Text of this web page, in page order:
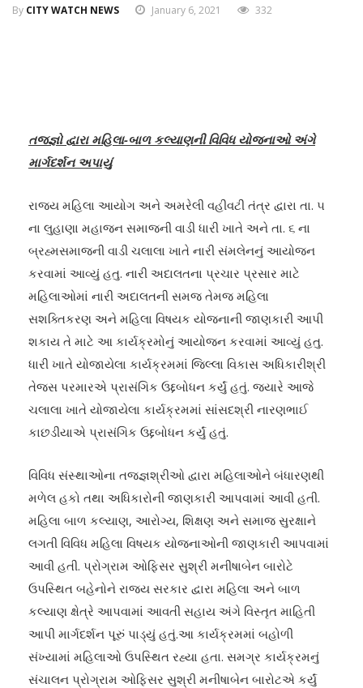
By CITY WATCH NEWS January 6, 2021 332
તજજ્ઞો દ્વારા મહિલા-બાળ કલ્યાણની વિવિધ યોજનાઓ અંગે
માર્ગદર્શન અપાયું
રાજ્ય મહિલા આયોગ અને અમરેલી વહીવટી તંત્ર દ્વારા તા. ૫
ના લુહાણા મહાજન સમાજની વાડી ધારી ખાતે અને તા. ૬ ના
બ્રહ્મસમાજની વાડી ચલાલા ખાતે નારી સંમલેનનું આયોજન
કરવામાં આવ્યું હતુ. નારી અદાલતના પ્રચાર પ્રસાર માટે
મહિલાઓમાં નારી અદાલતની સમજ તેમજ મહિલા
સશક્તિકરણ અને મહિલા વિષયક યોજનાની જાણકારી આપી
શકાય તે માટે આ કાર્યક્રમોનું આયોજન કરવામાં આવ્યું હતુ.
ધારી ખાતે યોજાયેલા કાર્યક્રમમાં જિલ્લા વિકાસ અધિકારીશ્રી
તેજસ પરમારએ પ્રાસંગિક ઉદ્દબોધન કર્યું હતું. જયારે આજે
ચલાલા ખાતે યોજાયેલા કાર્યક્રમમાં સાંસદશ્રી નારણભાઈ
કાછડીયાએ પ્રાસંગિક ઉદ્દબોધન કર્યું હતું.
વિવિધ સંસ્થાઓના તજજ્ઞશ્રીઓ દ્વારા મહિલાઓને બંધારણથી
મળેલ હકો તથા અધિકારોની જાણકારી આપવામાં આવી હતી.
મહિલા બાળ કલ્યાણ, આરોગ્ય, શિક્ષણ અને સમાજ સુરક્ષાને
લગતી વિવિધ મહિલા વિષયક યોજનાઓની જાણકારી આપવામાં
આવી હતી. પ્રોગ્રામ ઓફિસર સુશ્રી મનીષાબેન બારોટે
ઉપસ્થિત બહેનોને રાજ્ય સરકાર દ્વારા મહિલા અને બાળ
કલ્યાણ ક્ષેત્રે આપવામાં આવતી સહાય અંગે વિસ્તૃત માહિતી
આપી માર્ગદર્શન પૂરું પાડ્યું હતું.આ કાર્યક્રમમાં બહોળી
સંખ્યામાં મહિલાઓ ઉપસ્થિત રહ્યા હતા. સમગ્ર કાર્યક્રમનું
સંચાલન પ્રોગ્રામ ઓફિસર સુશ્રી મનીષાબેન બારોટએ કર્યું